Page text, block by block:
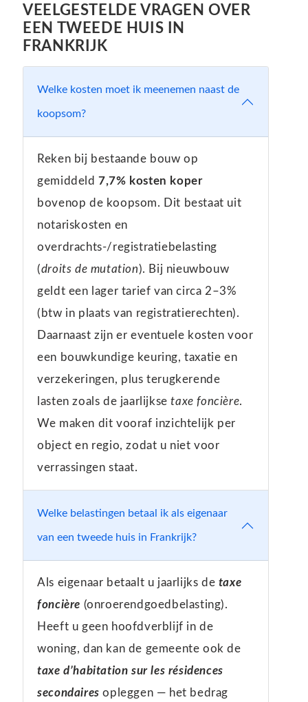
VEELGESTELDE VRAGEN OVER
EEN TWEEDE HUIS IN
FRANKRIJK
Welke kosten moet ik meenemen naast de
koopsom?
Reken bij bestaande bouw op
gemiddeld7,7% kosten koper
bovenop de koopsom. Dit bestaat uit
notariskosten en
overdrachts-/registratiebelasting
(droits de mutation). Bij nieuwbouw
geldt een lager tarief van circa 2–3%
(btw in plaats van registratierechten).
Daarnaast zijn er eventuele kosten voor
een bouwkundige keuring, taxatie en
verzekeringen, plus terugkerende
lasten zoals de jaarlijksetaxe foncière.
We maken dit vooraf inzichtelijk per
object en regio, zodat u niet voor
verrassingen staat.
Welke belastingen betaal ik als eigenaar
van een tweede huis in Frankrijk?
Als eigenaar betaalt u jaarlijks de taxe
foncière (onroerendgoedbelasting).
Heeft u geen hoofdverblijf in de
woning, dan kan de gemeente ook de
taxe d’habitation sur les résidences
secondaires opleggen — het bedrag